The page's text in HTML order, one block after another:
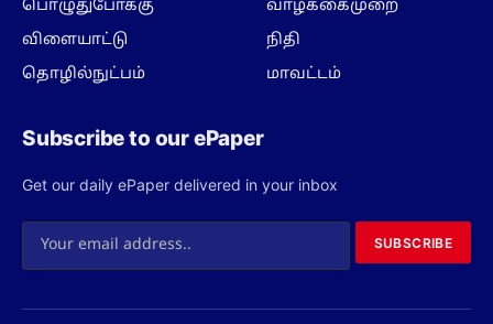
பொழுதுபோக்கு
விளையாட்டு
தொழில்நுட்பம்
வாழ்க்கைமுறை
நிதி
மாவட்டம்
Subscribe to our ePaper
Get our daily ePaper delivered in your inbox
SUBSCRIBE